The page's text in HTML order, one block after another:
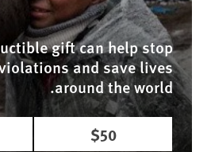
gift can help stop
and save lives
around the world.
$50